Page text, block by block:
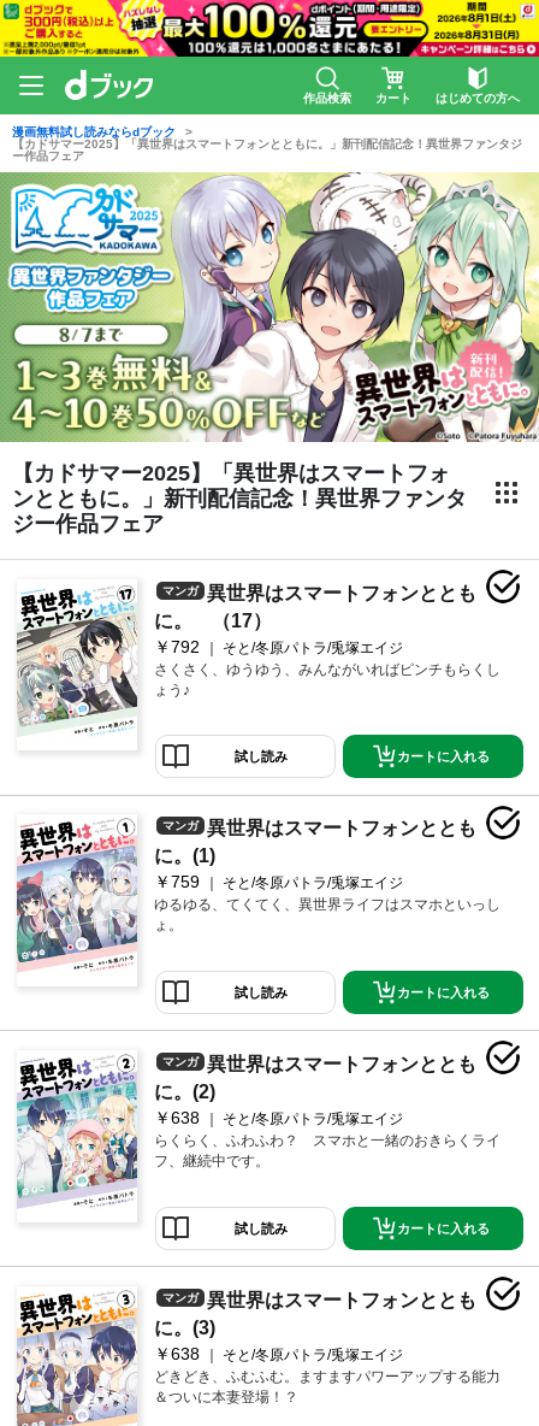
作品検索 カート はじめての方へ
漫画無料試し読みならdブック
【カドサマー2025】「異世界はスマートフォンとともに。」新刊配信記念！異世界ファンタジ
ー作品フェア
【カドサマー2025】「異世界はスマートフォ
ンとともに。」新刊配信記念！異世界ファンタ
ジー作品フェア
マンガ
異世界はスマートフォンととも
に。 （17）
￥792
そと/冬原パトラ/兎塚エイジ
さくさく、ゆうゆう、みんながいればピンチもらくし
ょう♪
試し読み カートに入れる
マンガ
異世界はスマートフォンととも
に。(1)
￥759
そと/冬原パトラ/兎塚エイジ
ゆるゆる、てくてく、異世界ライフはスマホといっし
ょ。
試し読み カートに入れる
マンガ
異世界はスマートフォンととも
に。(2)
￥638
そと/冬原パトラ/兎塚エイジ
らくらく、ふわふわ？ スマホと一緒のおきらくライ
フ、継続中です。
試し読み カートに入れる
マンガ
異世界はスマートフォンととも
に。(3)
￥638
そと/冬原パトラ/兎塚エイジ
どきどき、ふむふむ。ますますパワーアップする能力
＆ついに本妻登場！？